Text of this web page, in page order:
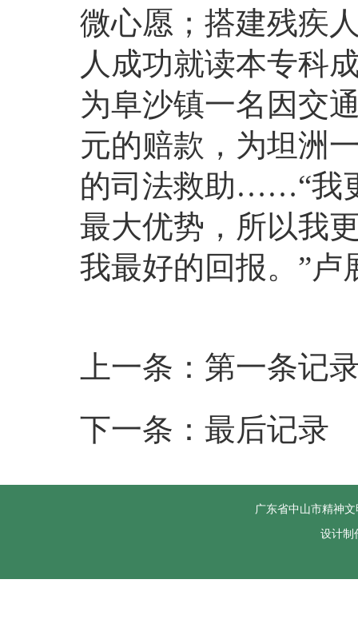
微心愿；搭建残疾
人成功就读本专科
为阜沙镇一名因交
元的赔款，为坦洲
的司法救助……“我
最大优势，所以我
我最好的回报。”卢
上一条：第一条记
下一条：最后记录
广东省中山市精神
设计制